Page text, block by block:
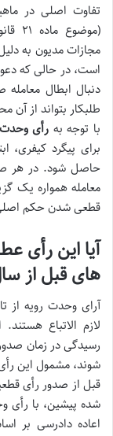
تفاوت اصلی در
(موضوع ماده ۲۱ قانون نحوه اجرای محکومیت های مالی) به دنبال
مجازات مدیون به
است، در حالی که
دنبال ابطال معامله
طلبکار بتواند از
با توجه به رأی وحدت
برای پیگرد کیفری،
حاصل شود. در هر
معامله همواره یک
قطعی شدن حکم
آیا این رأی
های قبل از سال ۱۳۹۸ را نیز شامل
آرای وحدت رویه از
لازم الاتباع هستند.
شوند، مشمول این رأی
قبل از صدور رأی
شده پیشین، با رأی
اعاده دادرسی